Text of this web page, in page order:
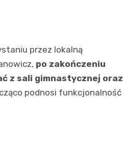
przez lokalną
po zakończeniu
z sali gimnastycznej oraz
podnosi funkcjonalność